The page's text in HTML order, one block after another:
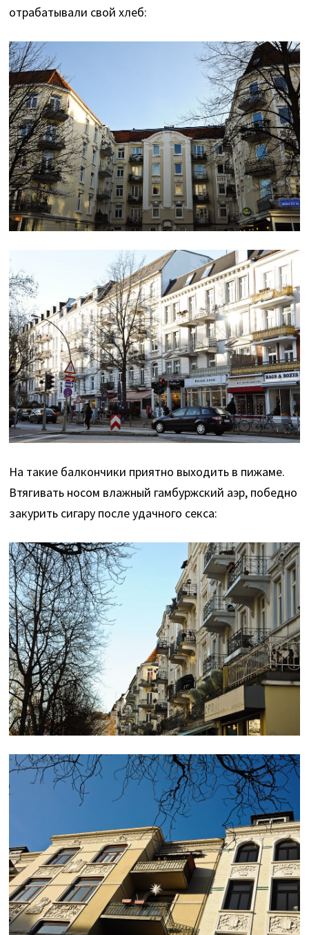
отрабатывали свой хлеб:
На такие балкончики приятно выходить в пижаме.
Втягивать носом влажный гамбуржский аэр, победно
закурить сигару после удачного секса: